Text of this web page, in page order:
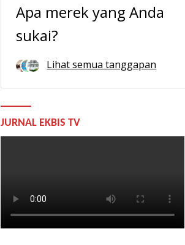
Apa merek yang Anda
sukai?
Lihat semua tanggapan
JURNAL EKBIS TV